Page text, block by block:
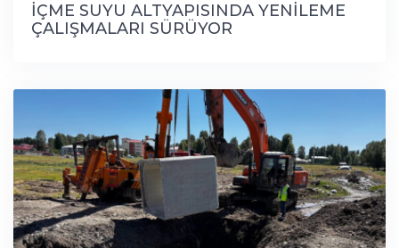
İÇME SUYU ALTYAPISINDA YENİLEME
ÇALIŞMALARI SÜRÜYOR